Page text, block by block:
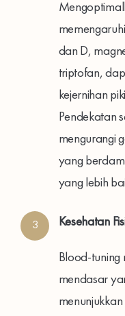
dan D,
triptofan,
kejernihan
Pendekatan
mengurangi
yang
yang lebih
3 Kesehatan
Blood-tuning
mendasar